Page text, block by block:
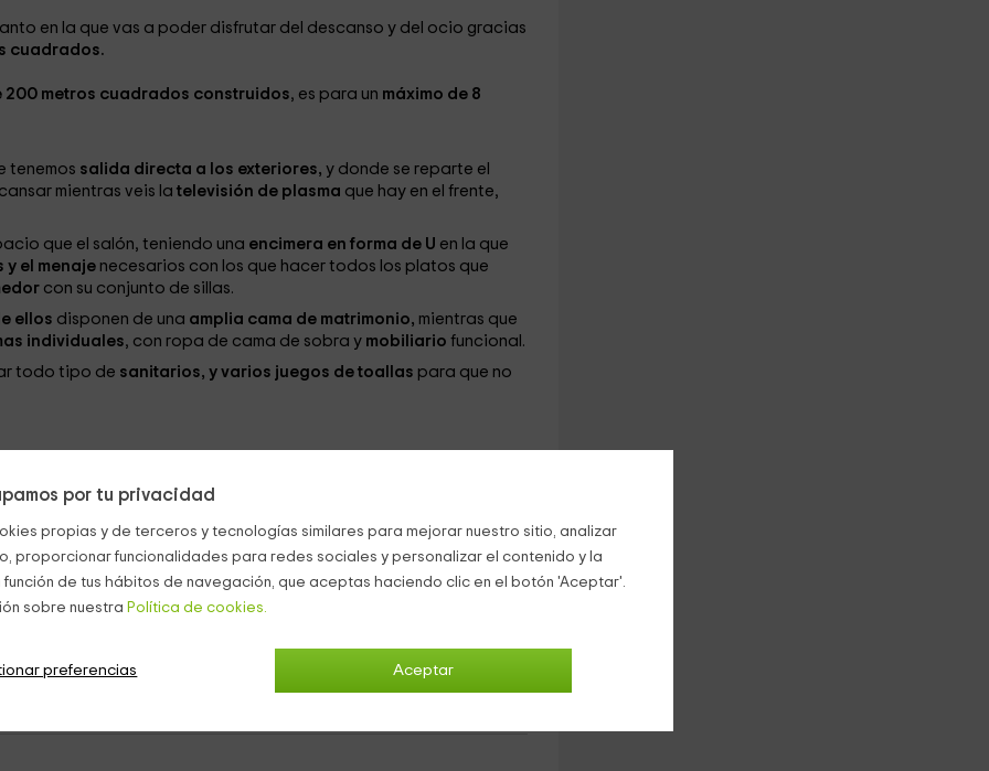
por tu privacidad
propias y de terceros y tecnologías similares para mejorar nuestro sitio, analizar
proporcionar funcionalidades para redes sociales y personalizar el contenido y la
de tus hábitos de navegación, que aceptas haciendo clic en el botón 'Aceptar'.
sobre nuestra Política de cookies.
Aceptar
preferencias
en la que vas a poder disfrutar del descanso y del ocio gracias
cuadrados.
200 metros cuadrados construidos, es para un máximo de 8
tenemos salida directa a los exteriores, y donde se reparte el
mientras veis la televisión de plasma que hay en el frente,
que el salón, teniendo una encimera en forma de U en la que
el menaje necesarios con los que hacer todos los platos que
con su conjunto de sillas.
ellos disponen de una amplia cama de matrimonio, mientras que
individuales, con ropa de cama de sobra y mobiliario funcional.
todo tipo de sanitarios, y varios juegos de toallas para que no
pingpong
lapiscina, y zonas conporterías de fútbol.